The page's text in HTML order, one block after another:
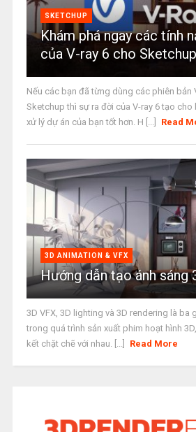
SKETCHUP
Khám phá ngay các tính
của V-ray 6 cho Sketchup
Nếu các bạn đã từng dùng các phiên bản
Sketchup thì sự ra đời của V-ray 6 tạo cho
xử lý dự án của bạn tốt hơn. H [...]
Read
3D ANIMATION & VFX
Hướng dẫn tạo ánh sáng
3D VFX, 3D lighting và 3D rendering là ba
trong quá trình sản xuất phim hoạt hình
kết chặt chẽ với nhau. [...]
Read More